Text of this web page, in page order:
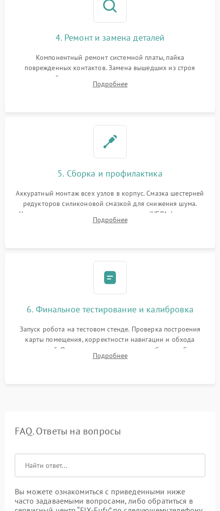
4. Ремонт и замена деталей
Компонентный ремонт системной платы, пайка
поврежденных контактов. Замена вышедших из строя
двигателей, изношенного аккумулятора, неисправного
лидара или помпы подачи воды. Восстановление шлейфов и
Подробнее
5. Сборка и профилактика
Аккуратный монтаж всех узлов в корпус. Смазка шестерней
редукторов силиконовой смазкой для снижения шума.
Установка новых расходных материалов (HEPA-фильтров,
микрофибры, щеток). Надежная фиксация разъемов и
Подробнее
6. Финальное тестирование и калибровка
Запуск робота на тестовом стенде. Проверка построения
карты помещения, корректности навигации и обхода
препятствий. Оценка силы всасывания и работы турбины.
Тестирование автоматического возврата на док-станцию и
Подробнее
FAQ. Ответы на вопросы
Вы можете ознакомиться с приведенными ниже
часто задаваемыми вопросами, либо обратиться в